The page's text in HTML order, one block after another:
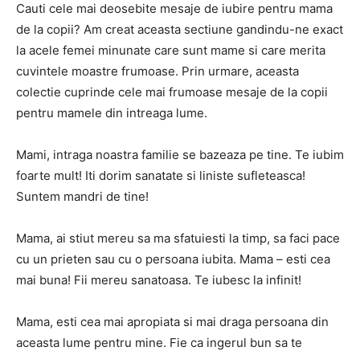
Cauti cele mai deosebite mesaje de iubire pentru mama
de la copii? Am creat aceasta sectiune gandindu-ne exact
la acele femei minunate care sunt mame si care merita
cuvintele moastre frumoase. Prin urmare, aceasta
colectie cuprinde cele mai frumoase mesaje de la copii
pentru mamele din intreaga lume.
Mami, intraga noastra familie se bazeaza pe tine. Te iubim
foarte mult! Iti dorim sanatate si liniste sufleteasca!
Suntem mandri de tine!
Mama, ai stiut mereu sa ma sfatuiesti la timp, sa faci pace
cu un prieten sau cu o persoana iubita. Mama – esti cea
mai buna! Fii mereu sanatoasa. Te iubesc la infinit!
Mama, esti cea mai apropiata si mai draga persoana din
aceasta lume pentru mine. Fie ca ingerul bun sa te